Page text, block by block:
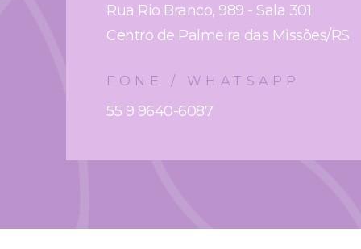
Rua Rio Branco, 989 - Sala 301
Centro de Palmeira das Missões/RS
FONE / WHATSAPP
55 9 9640-6087